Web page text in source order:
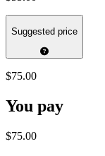
Suggested price
$75.00
You pay
$75.00